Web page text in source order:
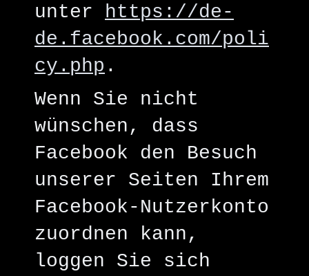
unter
https://de-
de.facebook.com/poli
cy.php .
Wenn Sie nicht
wünschen, dass
Facebook den Besuch
unserer Seiten Ihrem
Facebook-Nutzerkonto
zuordnen kann,
loggen Sie sich